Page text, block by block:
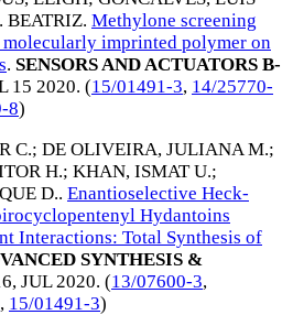
BEATRIZ. Methylone screening
imprinted polymer on
. SENSORS AND ACTUATORS B-
15 2020. (15/01491-3, 14/25770-
8)
C.; DE OLIVEIRA, JULIANA M.;
H.; KHAN, ISMAT U.;
D.. Enantioselective Heck-
Hydantoins
Interactions: Total Synthesis of
SYNTHESIS &
JUL 2020. (13/07600-3,
, 15/01491-3)